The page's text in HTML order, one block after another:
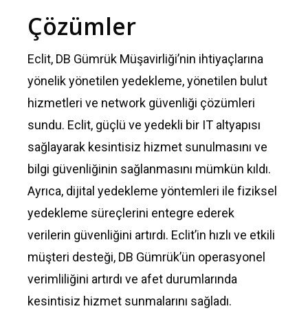
Çözümler
Eclit, DB Gümrük Müşavirliği’nin ihtiyaçlarına
yönelik yönetilen yedekleme, yönetilen bulut
hizmetleri ve network güvenliği çözümleri
sundu. Eclit, güçlü ve yedekli bir IT altyapısı
sağlayarak kesintisiz hizmet sunulmasını ve
bilgi güvenliğinin sağlanmasını mümkün kıldı.
Ayrıca, dijital yedekleme yöntemleri ile fiziksel
yedekleme süreçlerini entegre ederek
verilerin güvenliğini artırdı. Eclit’in hızlı ve etkili
müşteri desteği, DB Gümrük’ün operasyonel
verimliliğini artırdı ve afet durumlarında
kesintisiz hizmet sunmalarını sağladı.